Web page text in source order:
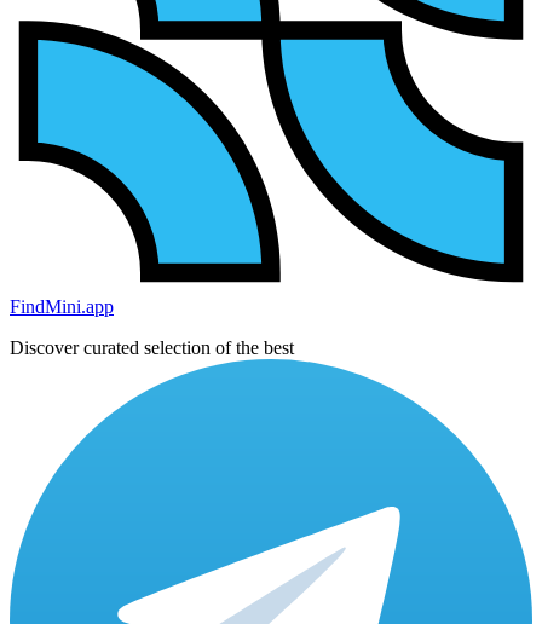
FindMini.app
Discover curated selection of the best